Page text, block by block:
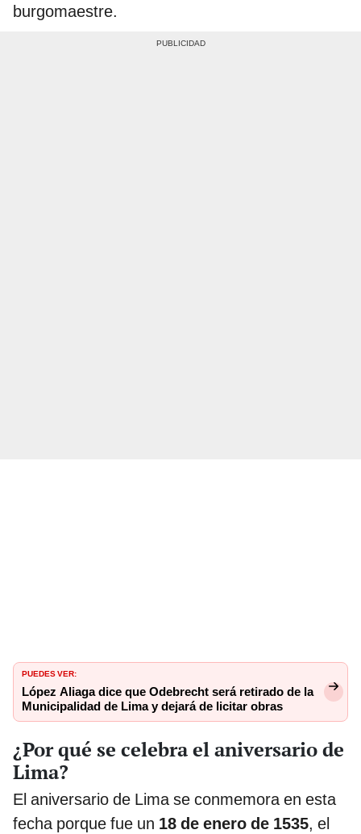
burgomaestre.
PUEDES VER:
López Aliaga dice que Odebrecht será retirado de la
Municipalidad de Lima y dejará de licitar obras
¿Por qué se celebra el aniversario de
Lima?
El aniversario de Lima se conmemora en esta
fecha porque fue un 18 de enero de 1535, el